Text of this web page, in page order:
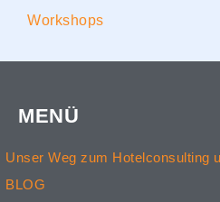
Workshops
MENÜ
Unser Weg zum Hotelconsulting
BLOG